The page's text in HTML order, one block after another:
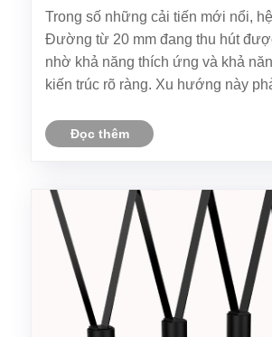
Trong số những cải tiến mới nổi,
Đường từ 20 mm đang thu hút
nhờ khả năng thích ứng và khả
kiến ​​trúc rõ ràng. Xu hướng này
ánh sáng không còn chỉ mang tính
mà còn là yếu tố cốt lõi của t......
Đọc thêm